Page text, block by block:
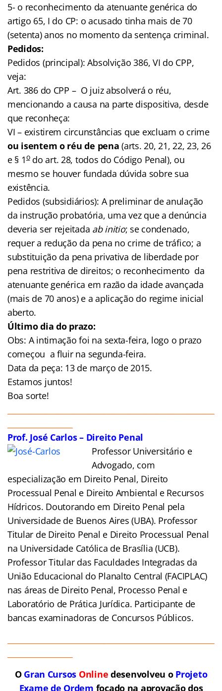
5- o reconhecimento da atenuante genérica do
artigo 65, I do CP: o acusado tinha mais de 70
(setenta) anos no momento da sentença criminal.
Pedidos:
Pedidos (principal): Absolvição 386, VI do CPP,
veja:
Art. 386 do CPP – O juiz absolverá o réu,
mencionando a causa na parte dispositiva, desde
que reconheça:
VI – existirem circunstâncias que excluam o crime
ou isentem o réu de pena (arts. 20, 21, 22, 23, 26
e § 1odo art. 28, todos do Código Penal), ou
mesmo se houver fundada dúvida sobre sua
existência.
Pedidos (subsidiários): A preliminar de anulação
da instrução probatória, uma vez que a denúncia
deveria ser rejeitada ab initio; se condenado,
requer a redução da pena no crime de tráfico; a
substituição da pena privativa de liberdade por
pena restritiva de direitos; o reconhecimento da
atenuante genérica em razão da idade avançada
(mais de 70 anos) e a aplicação do regime inicial
aberto.
Último dia do prazo:
Obs: A intimação foi na sexta-feira, logo o prazo
começou a fluir na segunda-feira.
Data da peça: 13 de março de 2015.
Estamos juntos!
Boa sorte!
Prof. José Carlos – Direito Penal
Professor Universitário e
Advogado, com
especialização em Direito Penal, Direito
Processual Penal e Direito Ambiental e Recursos
Hídricos. Doutorando em Direito Penal pela
Universidade de Buenos Aires (UBA). Professor
Titular de Direito Penal e Direito Processual Penal
na Universidade Católica de Brasília (UCB).
Professor Titular das Faculdades Integradas da
União Educacional do Planalto Central (FACIPLAC)
nas áreas de Direito Penal, Processo Penal e
Laboratório de Prática Jurídica. Participante de
bancas examinadoras de Concursos Públicos.
O Gran Cursos Online desenvolveu o Projeto
Exame de Ordem focado na aprovação dos